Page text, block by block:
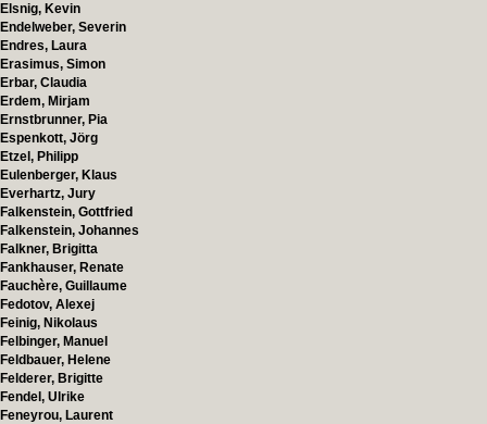
Elsnig, Kevin
Endelweber, Severin
Endres, Laura
Erasimus, Simon
Erbar, Claudia
Erdem, Mirjam
Ernstbrunner, Pia
Espenkott, Jörg
Etzel, Philipp
Eulenberger, Klaus
Everhartz, Jury
Falkenstein, Gottfried
Falkenstein, Johannes
Falkner, Brigitta
Fankhauser, Renate
Fauchère, Guillaume
Fedotov, Alexej
Feinig, Nikolaus
Felbinger, Manuel
Feldbauer, Helene
Felderer, Brigitte
Fendel, Ulrike
Feneyrou, Laurent